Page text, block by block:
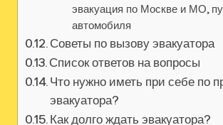
эвакуация по Москве и МО,
автомобиля
Советы по вызову эвакуатора
Список ответов на вопросы
Что нужно иметь при себе по
эвакуатора?
Как долго ждать эвакуатора?